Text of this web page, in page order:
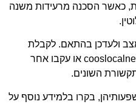
כאשר הסכנה מרעידות משנה
ולעדכן בהתאם. לקבלת
או עקבו אחר
השונים.
בקרו בלמידע נוסף על